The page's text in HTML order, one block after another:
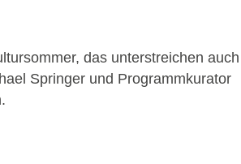
das unterstreichen auch
Springer und Programmkurator